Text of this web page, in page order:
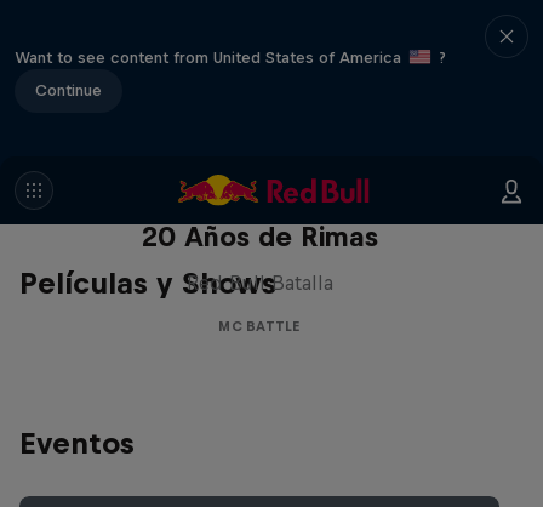
Want to see content from United States of America
?
Continue
Películas y Shows
Red Bull Batalla Nueva Historia:
20 Años de Rimas
Red Bull Batalla
MC BATTLE
Eventos